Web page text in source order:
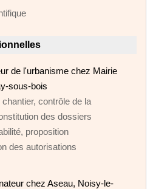
de l'urbanisme chez Mairie
sous-bois
contrôle de la
des dossiers
proposition
des autorisations
chez Aseau, Noisy-le-